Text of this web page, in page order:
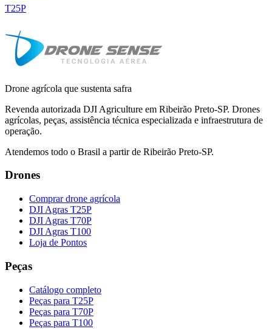
T25P
Drone agrícola que sustenta safra
Revenda autorizada DJI Agriculture em Ribeirão Preto-SP. Drones
agrícolas, peças, assistência técnica especializada e infraestrutura de
operação.
Atendemos todo o Brasil a partir de Ribeirão Preto-SP.
Drones
Comprar drone agrícola
DJI Agras T25P
DJI Agras T70P
DJI Agras T100
Loja de Pontos
Peças
Catálogo completo
Peças para T25P
Peças para T70P
Peças para T100